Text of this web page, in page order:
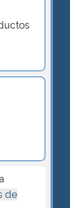
de